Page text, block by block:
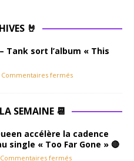
🤘
Tank sort l’album « This
Commentaires fermés
SEMAINE 📆
accélère la cadence
single « Too Far Gone » 🔴
Commentaires fermés